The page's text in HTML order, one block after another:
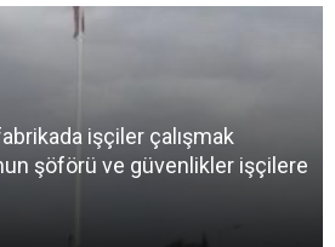
işçiler çalışmak
şöförü ve güvenlikler işçilere